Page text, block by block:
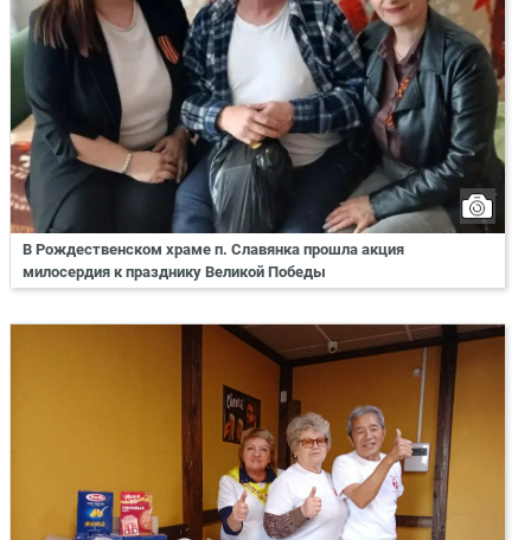
В Рождественском храме п. Славянка прошла акция
милосердия к празднику Великой Победы